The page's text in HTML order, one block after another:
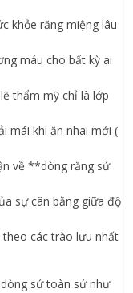
khỏe răng miệng lâu
máu cho bất kỳ ai
thẩm mỹ chỉ là lớp
mái khi ăn nhai mới (
về **dòng răng sứ
sự cân bằng giữa độ
các trào lưu nhất
sứ toàn sứ như